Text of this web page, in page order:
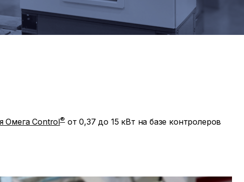
Омега Control®от 0,37 до 15 кВт на базе контролеров